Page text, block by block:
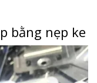
bằng nẹp ke